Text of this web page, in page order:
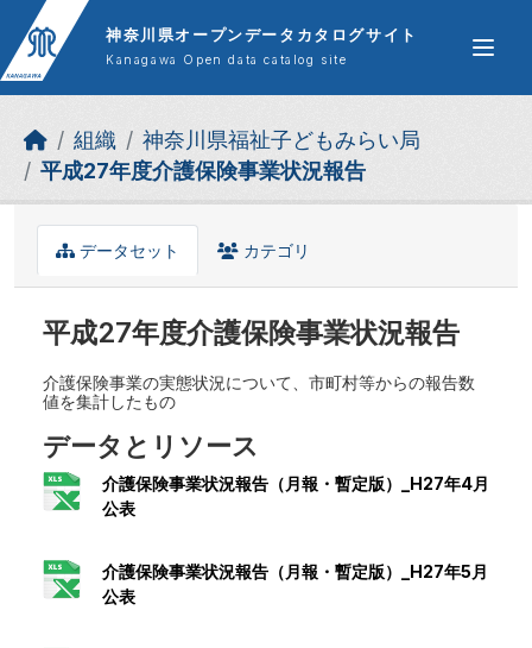
Skip to main content
神奈川県オープンデータカタログサイト
Kanagawa Open data catalog site
組織
神奈川県福祉子どもみらい局
平成27年度介護保険事業状況報告
データセット カテゴリ
平成27年度介護保険事業状況報告
介護保険事業の実態状況について、市町村等からの報告数
値を集計したもの
データとリソース
介護保険事業状況報告（月報・暫定版）_H27年4月
公表
介護保険事業状況報告（月報・暫定版）_H27年5月
公表